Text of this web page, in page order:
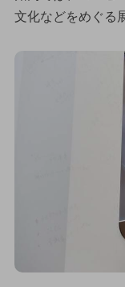
文化などをめぐる